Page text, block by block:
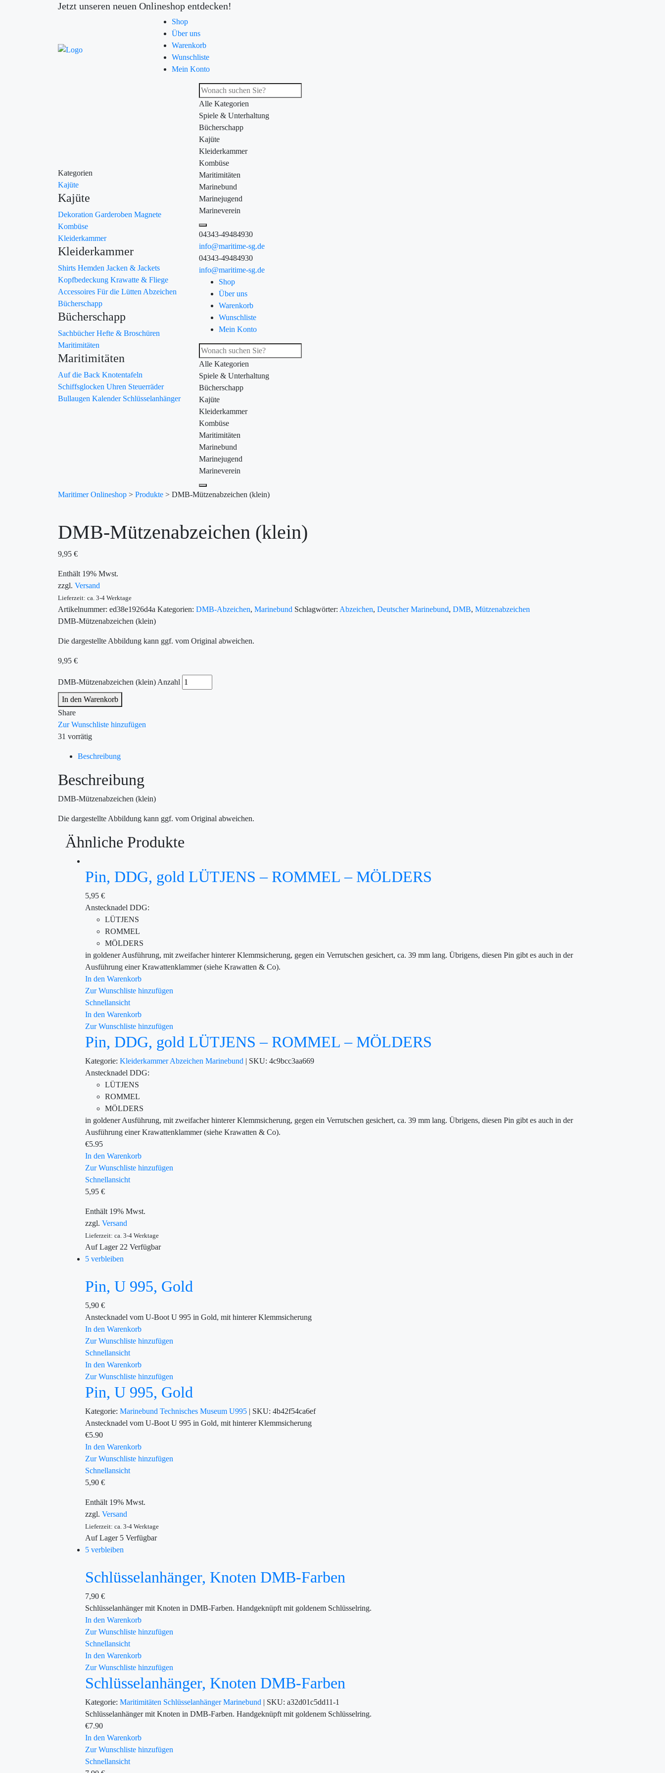
Jetzt unseren neuen Onlineshop entdecken!
Shop
Über uns
Warenkorb
Wunschliste
Mein Konto
Kategorien
Kajüte
Kajüte
Dekoration Garderoben Magnete
Kombüse
Kleiderkammer
Kleiderkammer
Shirts Hemden Jacken & Jackets
Kopfbedeckung Krawatte & Fliege
Accessoires Für die Lütten Abzeichen
Bücherschapp
Bücherschapp
SachbücherHefte & Broschüren
Maritimitäten
Maritimitäten
Auf die Back Knotentafeln
Schiffsglocken Uhren Steuerräder
Bullaugen Kalender Schlüsselanhänger
Alle Kategorien
Spiele & Unterhaltung
Bücherschapp
Kajüte
Kleiderkammer
Kombüse
Maritimitäten
Marinebund
Marinejugend
Marineverein
04343-49484930
info@maritime-sg.de
04343-49484930
info@maritime-sg.de
Shop
Über uns
Warenkorb
Wunschliste
Mein Konto
Alle Kategorien
Spiele & Unterhaltung
Bücherschapp
Kajüte
Kleiderkammer
Kombüse
Maritimitäten
Marinebund
Marinejugend
Marineverein
Maritimer Onlineshop > Produkte > DMB-Mützenabzeichen (klein)
DMB-Mützenabzeichen (klein)
9,95 €
Enthält 19% Mwst.
zzgl. Versand
Lieferzeit: ca. 3-4 Werktage
Artikelnummer: ed38e1926d4a Kategorien: DMB-Abzeichen, Marinebund Schlagwörter: Abzeichen, Deutscher Marinebund, DMB, Mützenabzeichen
DMB-Mützenabzeichen (klein)
Die dargestellte Abbildung kann ggf. vom Original abweichen.
9,95 €
DMB-Mützenabzeichen (klein) Anzahl
In den Warenkorb
Share
Zur Wunschliste hinzufügen
31 vorrätig
Beschreibung
Beschreibung
DMB-Mützenabzeichen (klein)
Die dargestellte Abbildung kann ggf. vom Original abweichen.
Ähnliche Produkte
Pin, DDG, gold LÜTJENS – ROMMEL – MÖLDERS
5,95 €
Anstecknadel DDG:
LÜTJENS
ROMMEL
MÖLDERS
in goldener Ausführung, mit zweifacher hinterer Klemmsicherung, gegen ein Verrutschen gesichert, ca. 39 mm lang. Übrigens, diesen Pin gibt es auch in der
Ausführung einer Krawattenklammer (siehe Krawatten & Co).
In den Warenkorb
Zur Wunschliste hinzufügen
Schnellansicht
In den Warenkorb
Zur Wunschliste hinzufügen
Pin, DDG, gold LÜTJENS – ROMMEL – MÖLDERS
Kategorie: KleiderkammerAbzeichen Marinebund | SKU: 4c9bcc3aa669
Anstecknadel DDG:
LÜTJENS
ROMMEL
MÖLDERS
in goldener Ausführung, mit zweifacher hinterer Klemmsicherung, gegen ein Verrutschen gesichert, ca. 39 mm lang. Übrigens, diesen Pin gibt es auch in der
Ausführung einer Krawattenklammer (siehe Krawatten & Co).
€5.95
In den Warenkorb
Zur Wunschliste hinzufügen
Schnellansicht
5,95 €
Enthält 19% Mwst.
zzgl. Versand
Lieferzeit: ca. 3-4 Werktage
Auf Lager22 Verfügbar
5 verbleiben
Pin, U 995, Gold
5,90 €
Anstecknadel vom U-Boot U 995 in Gold, mit hinterer Klemmsicherung
In den Warenkorb
Zur Wunschliste hinzufügen
Schnellansicht
In den Warenkorb
Zur Wunschliste hinzufügen
Pin, U 995, Gold
Kategorie: Marinebund Technisches Museum U995 | SKU: 4b42f54ca6ef
Anstecknadel vom U-Boot U 995 in Gold, mit hinterer Klemmsicherung
€5.90
In den Warenkorb
Zur Wunschliste hinzufügen
Schnellansicht
5,90 €
Enthält 19% Mwst.
zzgl. Versand
Lieferzeit: ca. 3-4 Werktage
Auf Lager5 Verfügbar
5 verbleiben
Schlüsselanhänger, Knoten DMB-Farben
7,90 €
Schlüsselanhänger mit Knoten in DMB-Farben. Handgeknüpft mit goldenem Schlüsselring.
In den Warenkorb
Zur Wunschliste hinzufügen
Schnellansicht
In den Warenkorb
Zur Wunschliste hinzufügen
Schlüsselanhänger, Knoten DMB-Farben
Kategorie: Maritimitäten SchlüsselanhängerMarinebund | SKU: a32d01c5dd11-1
Schlüsselanhänger mit Knoten in DMB-Farben. Handgeknüpft mit goldenem Schlüsselring.
€7.90
In den Warenkorb
Zur Wunschliste hinzufügen
Schnellansicht